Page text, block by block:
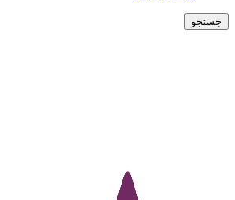
جستجو